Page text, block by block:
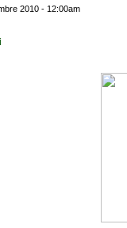
2010 - 12:00am